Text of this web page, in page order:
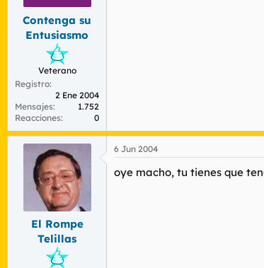
o
e
a
Contenga su
Entusiasmo
Veterano
Registro
2 Ene 2004
Mensajes
1.752
Reacciones
0
El Rompe
Telillas
6 Jun 2004
oye macho, tu tienes que